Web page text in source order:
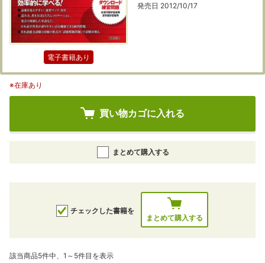
電子書籍あり
発売日 2012/10/17
※在庫あり
買い物カゴに入れる
まとめて購入する
チェックした書籍を
まとめて購入する
該当商品5件中、1～5件目を表示